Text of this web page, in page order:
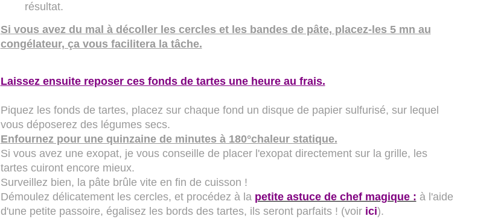
résultat.
Si vous avez du mal à décoller les cercles et les bandes de pâte, placez-les 5 mn au
congélateur, ça vous facilitera la tâche.
Laissez ensuite reposer ces fonds de tartes une heure au frais.
Piquez les fonds de tartes, placez sur chaque fond un disque de papier sulfurisé, sur lequel
vous déposerez des légumes secs.
Enfournez pour une quinzaine de minutes à 180°chaleur statique.
Si vous avez une exopat, je vous conseille de placer l'exopat directement sur la grille, les
tartes cuiront encore mieux.
Surveillez bien, la pâte brûle vite en fin de cuisson !
Démoulez délicatement les cercles, et procédez à la petite astuce de chef magique : à l'aide
d'une petite passoire, égalisez les bords des tartes, ils seront parfaits ! (voir ici).